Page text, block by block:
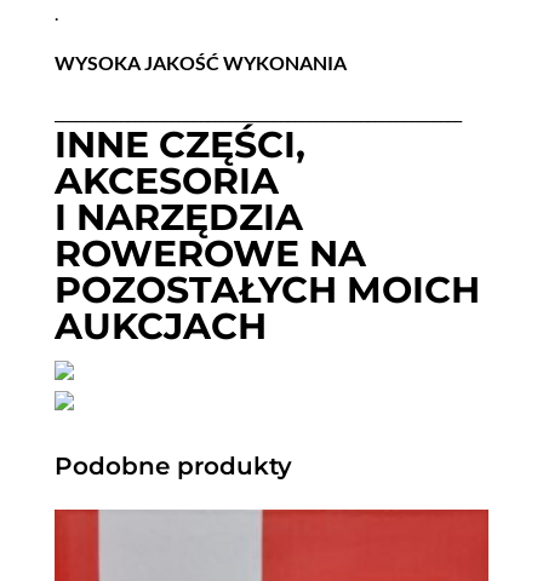
.
WYSOKA JAKOŚĆ WYKONANIA
INNE CZĘŚCI,
AKCESORIA
I NARZĘDZIA
ROWEROWE NA
POZOSTAŁYCH MOICH
AUKCJACH
Podobne produkty